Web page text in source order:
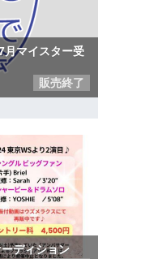
月マイスター受
販売終了
ディション